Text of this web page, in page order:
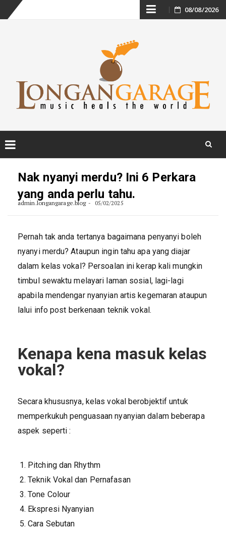
Skip 08/08/2026
Nak nyanyi merdu? Ini 6 Perkara
yang anda perlu tahu.
admin.longangarage.blog 05/02/2025
Pernah tak anda tertanya bagaimana penyanyi boleh
nyanyi merdu? Ataupun ingin tahu apa yang diajar
dalam kelas vokal? Persoalan ini kerap kali mungkin
timbul sewaktu melayari laman sosial, lagi-lagi
apabila mendengar nyanyian artis kegemaran ataupun
lalui info post berkenaan teknik vokal.
Kenapa kena masuk kelas
vokal?
Secara khususnya, kelas vokal berobjektif untuk
memperkukuh penguasaan nyanyian dalam beberapa
aspek seperti :
Pitching dan Rhythm
Teknik Vokal dan Pernafasan
Tone Colour
Ekspresi Nyanyian
Cara Sebutan